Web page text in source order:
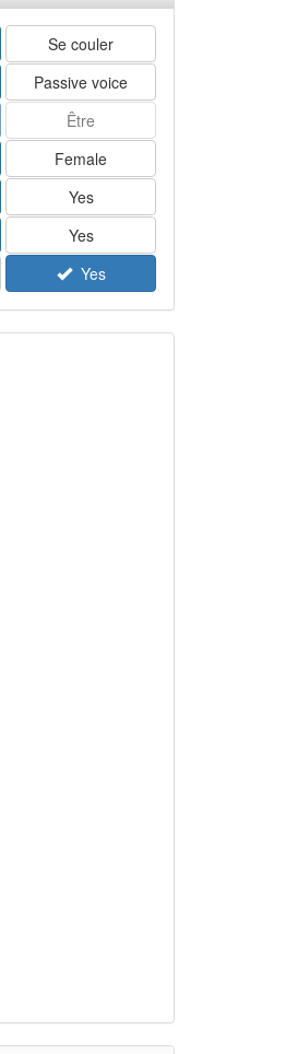
Se couler
Passive voice
Être
Female
Yes
Yes
Yes